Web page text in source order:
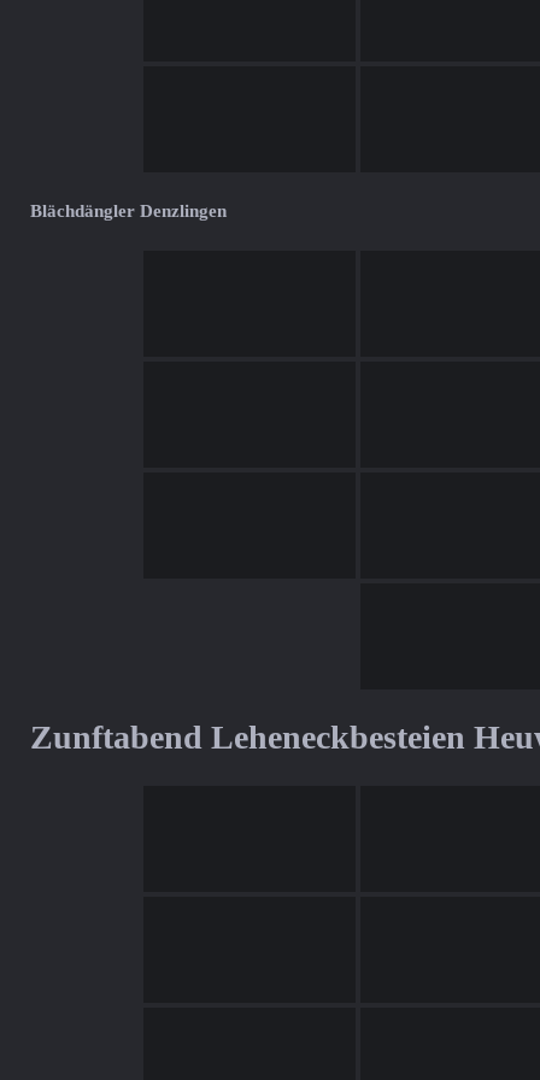
Blächdängler Denzlingen
Zunftabend Leheneckbesteien